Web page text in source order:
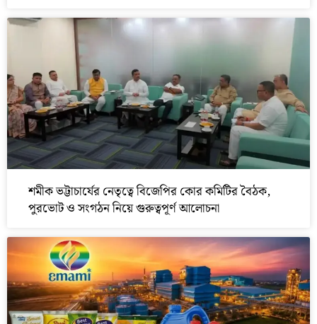
শমীক ভট্টাচার্যের নেতৃত্বে বিজেপির কোর কমিটির বৈঠক,
পুরভোট ও সংগঠন নিয়ে গুরুত্বপূর্ণ আলোচনা